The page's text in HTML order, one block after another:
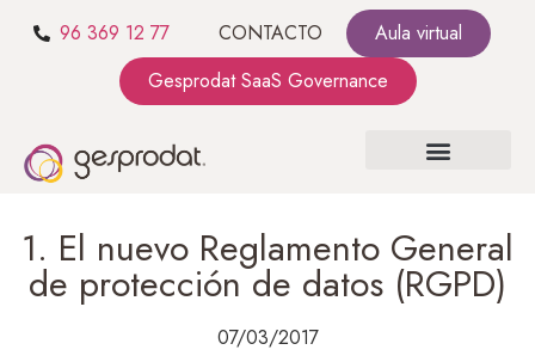
96 369 12 77 CONTACTO
Aula virtual
Gesprodat SaaS Governance
1. El nuevo Reglamento General
de protección de datos (RGPD)
07/03/2017